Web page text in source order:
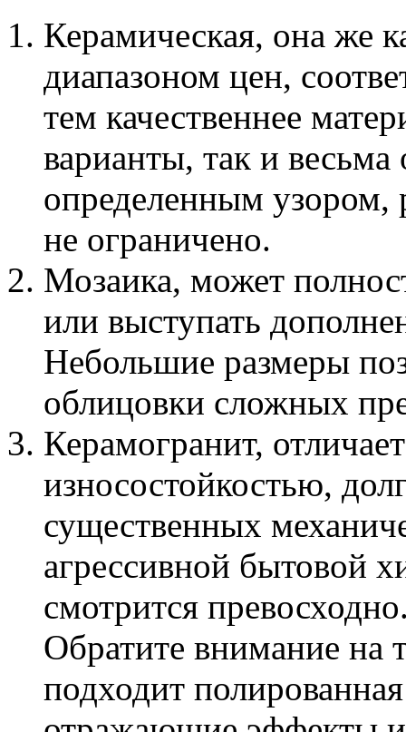
Керамическая, она же
диапазоном цен,
тем качественнее
варианты, так и
определенным узором,
не ограничено.
Мозаика, может
или выступать
Небольшие размеры
облицовки сложных
Керамогранит,
износостойкостью,
существенных
агрессивной бытовой
смотрится
Обратите внимание на
подходит